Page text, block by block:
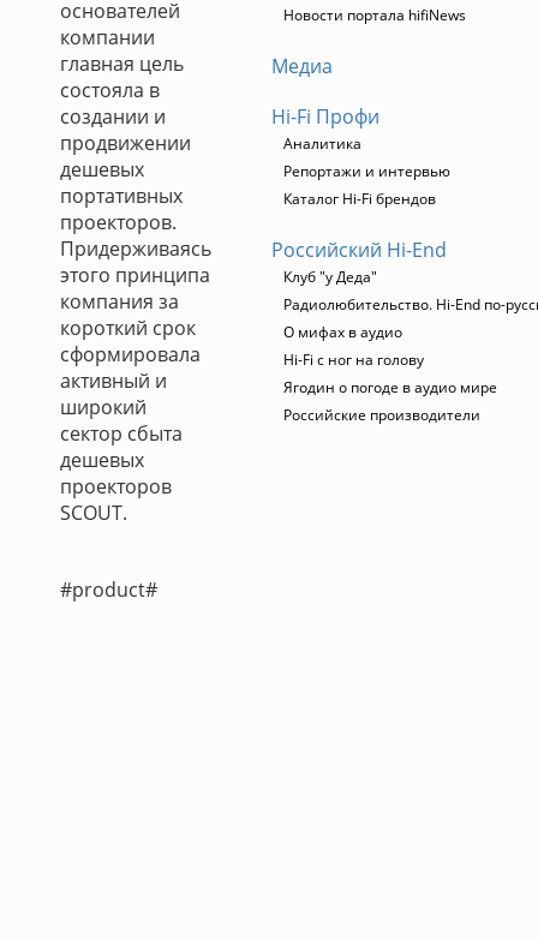
основателей
компании
главная цель
состояла в
создании и
продвижении
дешевых
портативных
проекторов.
Придерживаясь
этого принципа
компания за
короткий срок
сформировала
активный и
широкий
сектор сбыта
дешевых
проекторов
SCOUT.
#product#
Новости портала hifiNews
Медиа
Hi-Fi Профи
Аналитика
Репортажи и интервью
Каталог Hi-Fi брендов
Российский Hi-End
Клуб "у Деда"
Радиолюбительство. Hi-End по-
О мифах в аудио
Hi-Fi с ног на голову
Ягодин о погоде в аудио мире
Российские производители